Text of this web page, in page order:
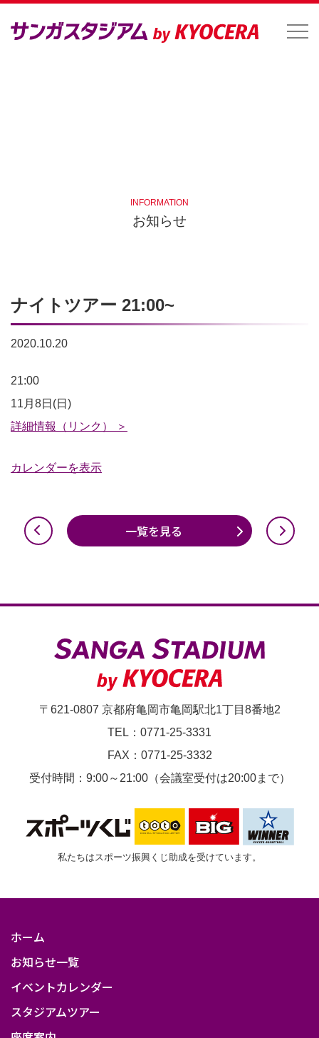
INFORMATION
お知らせ
ナイトツアー 21:00~
2020.10.20
ナ
イ
ト
ア
21:00~
21:00
11月8日(日)
詳細情報（リンク） ＞
カレンダーを表示
一覧を見る
〒621-0807 京都府亀岡市亀岡駅北1丁目8番地2
TEL：0771-25-3331
FAX：0771-25-3332
受付時間：9:00～21:00（会議室受付は20:00まで）
私たちはスポーツ振興くじ助成を受けています。
ホーム
お知らせ一覧
イベントカレンダー
スタジアムツアー